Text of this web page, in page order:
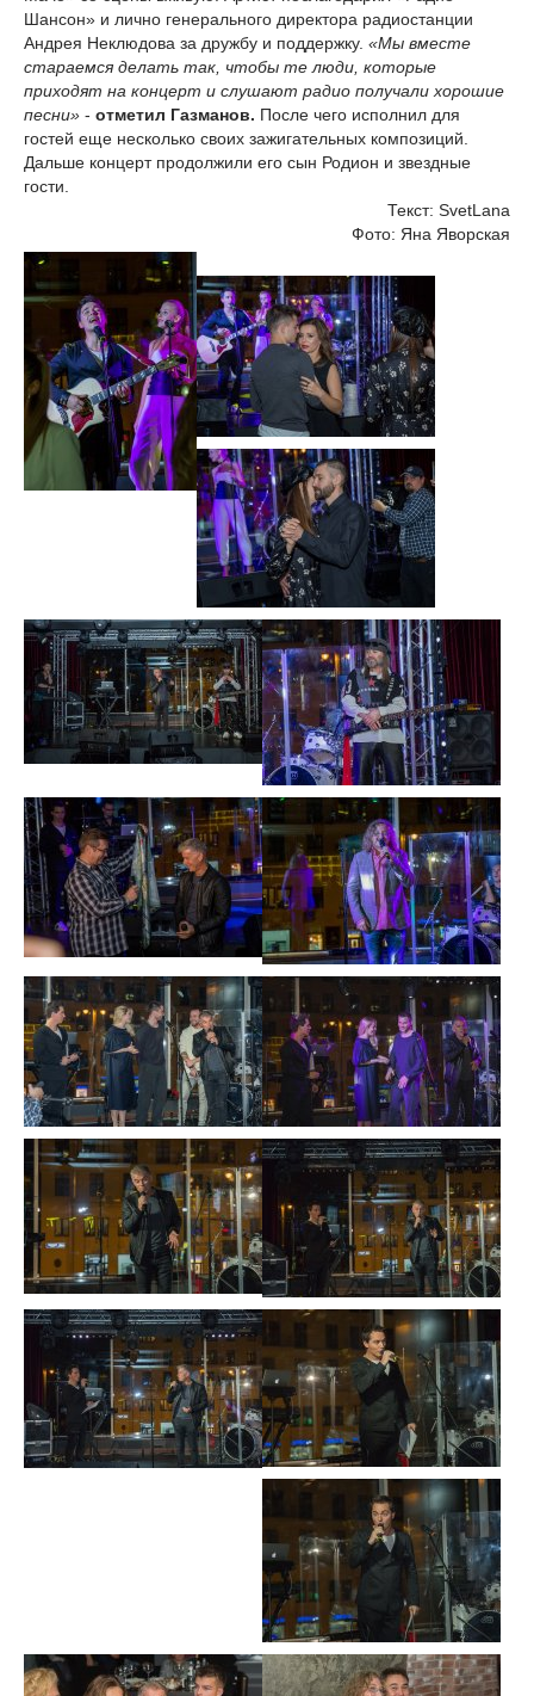
Шансон» и лично генерального директора радиостанции
Андрея Неклюдова за дружбу и поддержку. «Мы вместе
стараемся делать так, чтобы те люди, которые
приходят на концерт и слушают радио получали хорошие
песни» - отметил Газманов. После чего исполнил для
гостей еще несколько своих зажигательных композиций.
Дальше концерт продолжили его сын Родион и звездные
гости.
Текст: SvetLana
Фото: Яна Яворская